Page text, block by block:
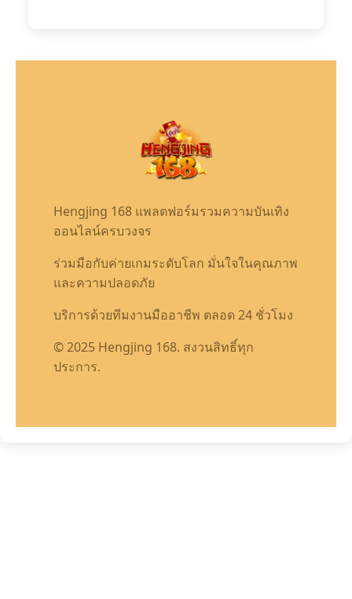
Hengjing 168 แพลตฟอร์มรวมความบันเทิง
ออนไลน์ครบวงจร
ร่วมมือกับค่ายเกมระดับโลก มั่นใจในคุณภาพ
และความปลอดภัย
บริการด้วยทีมงานมืออาชีพ ตลอด 24 ชั่วโมง
© 2025 Hengjing 168. สงวนสิทธิ์ทุก
ประการ.